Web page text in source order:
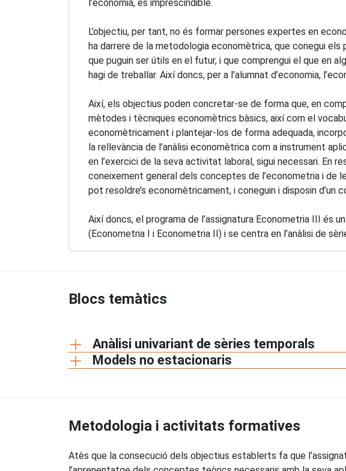
l’economia, és imprescindible.
L’objectiu, per tant, no és formar persones expertes en
ha darrere de la metodologia economètrica, que conegui
que puguin ser útils en el futur, i que comprengui el que en
hagi de treballar. Així doncs, per a l’alumnat d’economia,
Així, els objectius poden concretar-se de forma que, en
mètodes i tècniques economètrics bàsics, així com el
economètricament i plantejar-los de forma adequada,
la rellevància de l’anàlisi economètrica com a instrument
en l’exercici de la seva activitat laboral, sigui necessari. En
coneixement general dels conceptes de l’econometria i de
pot resoldre’s economètricament, i coneguin i disposin
Així doncs, el programa de l’assignatura Econometria III és
(Econometria I i Econometria II) i se centra en l’anàlisi de
Blocs temàtics
Anàlisi univariant de sèries temporals
Models no estacionaris
Metodologia i activitats formatives
Atès que la consecució dels objectius establerts fa que